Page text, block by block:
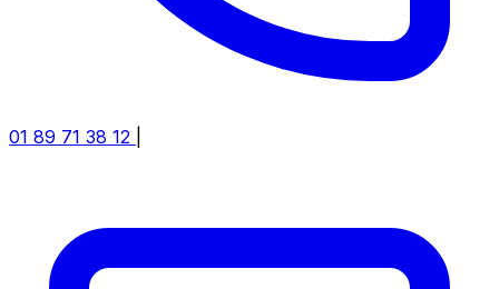
01 89 71 38 12